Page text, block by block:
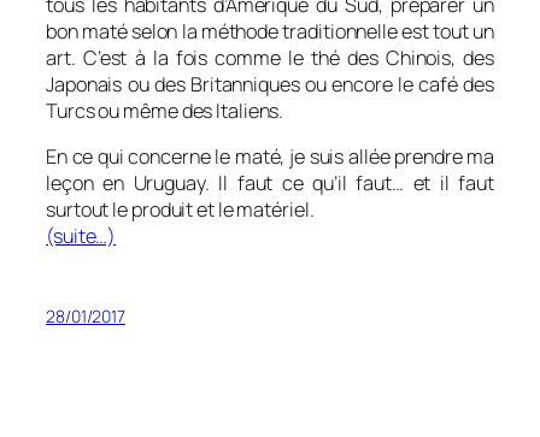
bon maté selon la méthode traditionnelle est tout un
art. C’est à la fois comme le thé des Chinois, des
Japonais ou des Britanniques ou encore le café des
Turcs ou même des Italiens.
En ce qui concerne le maté, je suis allée prendre ma
leçon en Uruguay. Il faut ce qu’il faut… et il faut
surtout le produit et le matériel.
(suite…)
28/01/2017